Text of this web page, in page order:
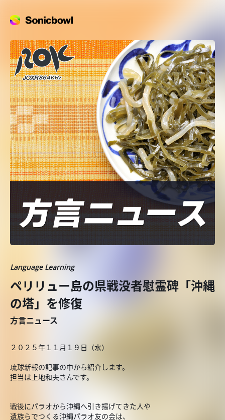
Language Learning
ペリリュー島の県戦没者慰霊碑「沖縄
の塔」を修復
方言ニュース
２０２５年１１月１９日（水）
琉球新報の記事の中から紹介します。
担当は上地和夫さんです。
戦後にパラオから沖縄へ引き揚げてきた人や
遺族らでつくる沖縄パラオ友の会は、